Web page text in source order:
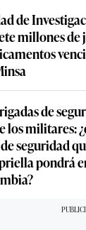
de
millones de
de
los militares:
seguridad
pondrá